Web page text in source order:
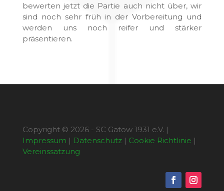
bewerten jetzt die Partie auch nicht über, wir
sind noch sehr früh in der Vorbereitung und
werden uns noch reifer und stärker
präsentieren.
Copyright © 2026 - SC Gatow 1931 e.V. |
Impressum | Datenschutz| Cookie Richtlinie |
Vereinssatzung